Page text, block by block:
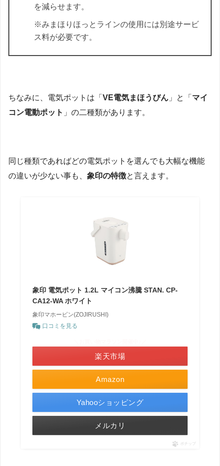
を減らせます。
※みまほりほっとラインの使用には別途サービ
ス料が必要です。
ちなみに、 電気ポットは「 VE電気まほうびん 」と「 マイ
コン電動ポット 」の二種類があります。
同じ種類であればどの電気ポットを選んでも大幅な機能
の違いが少ない事も、 象印の特徴と言えます。
象印 電気ポット 1.2L マイコン沸騰 STAN. CP-
CA12-WA ホワイト
象印マホービン(ZOJIRUSHI)
口コミを見る
Amazon
楽天市場
Yahooショッピング
メルカリ
ポチップ